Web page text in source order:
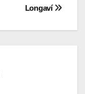
Longaví